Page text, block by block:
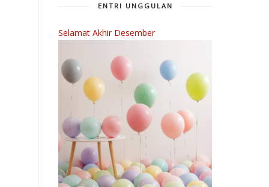
ENTRI UNGGULAN
Selamat Akhir Desember